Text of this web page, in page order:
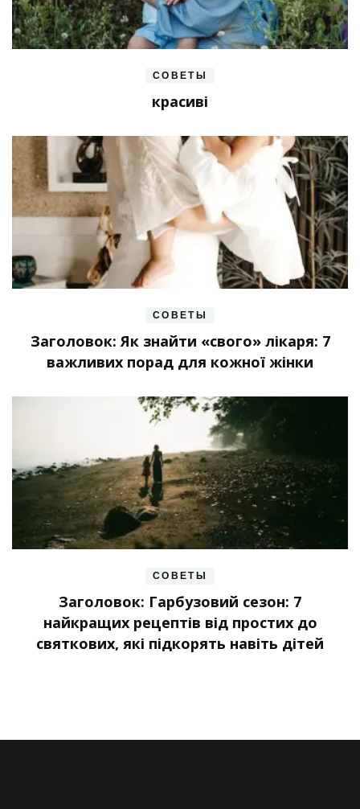
СОВЕТЫ
красиві
СОВЕТЫ
Заголовок: Як знайти «свого» лікаря: 7
важливих порад для кожної жінки
СОВЕТЫ
Заголовок: Гарбузовий сезон: 7
найкращих рецептів від простих до
святкових, які підкорять навіть дітей